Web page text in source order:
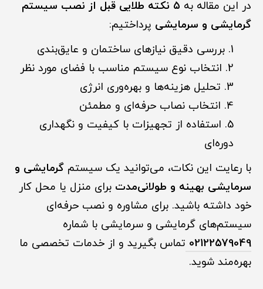
در این مقاله به
۵ نکته طلایی قبل از نصب سیستم
گرمایشی و سرمایشی پرداختیم:
بررسی دقیق نیازهای ساختمان و عایق‌بندی
انتخاب نوع سیستم مناسب با فضای مورد نظر
تحلیل هزینه‌ها و بهره‌وری انرژی
انتخاب نصاب حرفه‌ای و مطمئن
استفاده از تجهیزات با کیفیت و نگهداری
دوره‌ای
با رعایت این نکات، می‌توانید یک سیستم گرمایشی و
سرمایشی بهینه و طولانی‌مدت برای منزل یا محل کار
خود داشته باشید. برای مشاوره و نصب حرفه‌ای
سیستم‌های گرمایشی و سرمایشی با شماره
02122579049 تماس بگیرید و از خدمات تخصصی ما
بهره‌مند شوید.